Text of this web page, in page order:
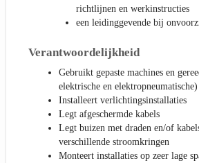
richtlijnen en werkinstructies
een leidinggevende bij
Verantwoordelijkheid
Gebruikt gepaste machines en
elektrische en elektropneumatische)
Installeert verlichtingsinstallaties
Legt afgeschermde kabels
Legt buizen met draden en/of
verschillende stroomkringen
Monteert installaties op zeer lage